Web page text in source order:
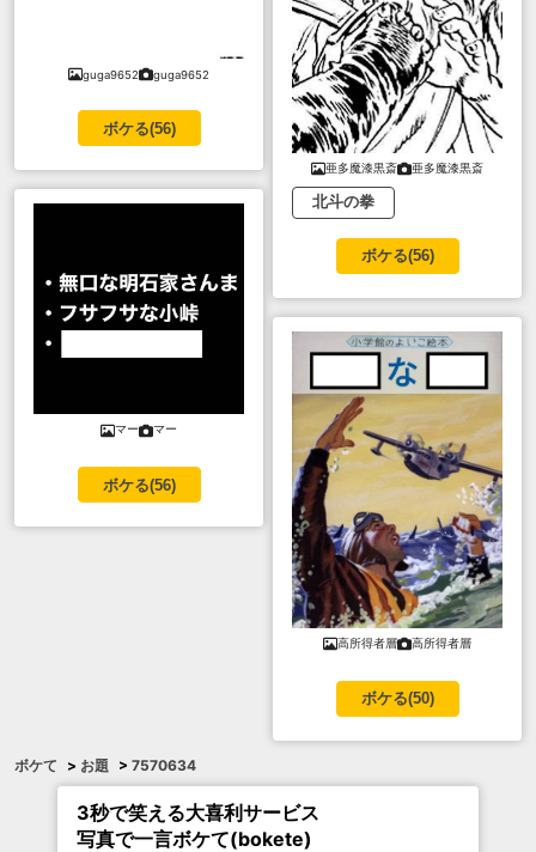
guga9652 guga9652
ボケる(56)
マー マー
ボケる(56)
亜多魔漆黒斎 亜多魔漆黒斎
北斗の拳
ボケる(56)
高所得者層 高所得者層
ボケる(50)
ボケて > お題 > 7570634
3秒で笑える大喜利サービス
写真で一言ボケて(bokete)